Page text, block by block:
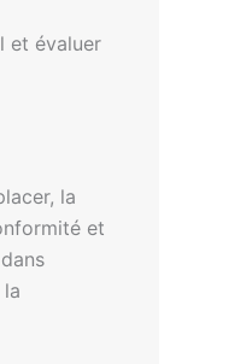
et évaluer
la
et